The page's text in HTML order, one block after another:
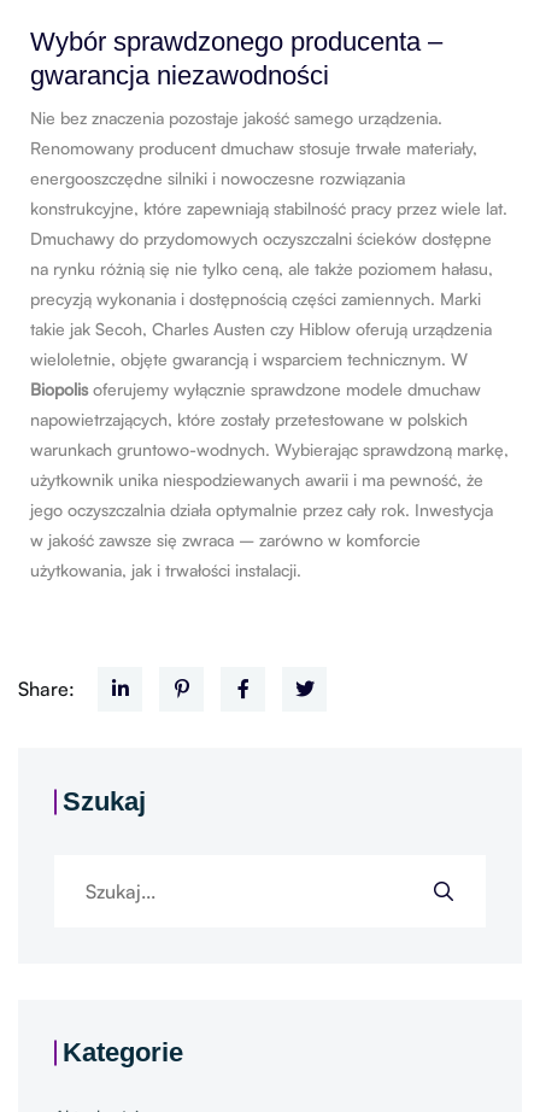
Wybór sprawdzonego producenta –
gwarancja niezawodności
Nie bez znaczenia pozostaje jakość samego urządzenia.
Renomowany producent dmuchaw stosuje trwałe materiały,
energooszczędne silniki i nowoczesne rozwiązania
konstrukcyjne, które zapewniają stabilność pracy przez wiele lat.
Dmuchawy do przydomowych oczyszczalni ścieków dostępne
na rynku różnią się nie tylko ceną, ale także poziomem hałasu,
precyzją wykonania i dostępnością części zamiennych. Marki
takie jak Secoh, Charles Austen czy Hiblow oferują urządzenia
wieloletnie, objęte gwarancją i wsparciem technicznym. W
Biopolisoferujemy wyłącznie sprawdzone modele dmuchaw
napowietrzających, które zostały przetestowane w polskich
warunkach gruntowo-wodnych. Wybierając sprawdzoną markę,
użytkownik unika niespodziewanych awarii i ma pewność, że
jego oczyszczalnia działa optymalnie przez cały rok. Inwestycja
w jakość zawsze się zwraca – zarówno w komforcie
użytkowania, jak i trwałości instalacji.
Share:
Szukaj
Kategorie